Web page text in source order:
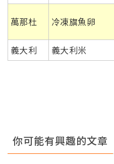
萬那杜 冷凍旗魚卵
義大利
義大利米
你可能有興趣的文章